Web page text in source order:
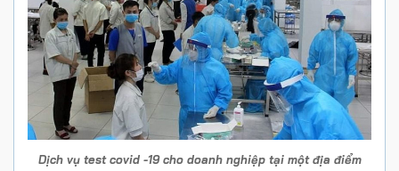
Dịch vụ test covid -19 cho doanh nghiệp tại một địa điểm